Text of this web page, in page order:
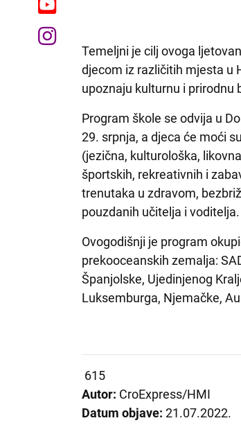
Temeljni je cilj ovoga
djecom iz različitih mjesta u
upoznaju kulturnu i prirodnu
Program škole se odvija u
29. srpnja, a djeca će moći
(jezična, kulturološka,
športskih, rekreativnih i
trenutaka u zdravom,
pouzdanih učitelja i voditelja.
Ovogodišnji je program
prekooceanskih zemalja:
Španjolske, Ujedinjenog
Luksemburga, Njemačke,
615
Autor: CroExpress/HMI
Datum objave:21.07.2022.